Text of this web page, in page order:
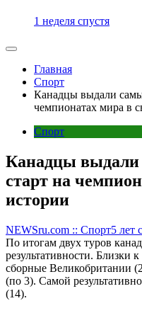
1 неделя спустя
Главная
Спорт
Канадцы выдали
чемпионатах мира в
Спорт
Канадцы
старт на
истории
NEWSru.com :: Спорт5 лет
По итогам двух туров
результативности. Близки
сборные Великобритании
(по 3). Самой
(14).